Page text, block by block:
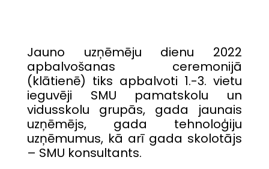
Jauno uzņēmēju dienu 2022
apbalvošanas ceremonijā
(klātienē) tiks apbalvoti 1.-3. vietu
ieguvēji SMU pamatskolu un
vidusskolu grupās, gada jaunais
uzņēmējs, gada tehnoloģiju
uzņēmumus, kā arī gada skolotājs
– SMU konsultants.